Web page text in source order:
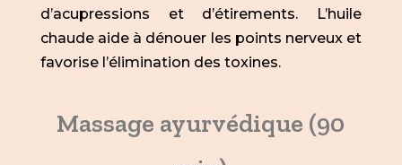
d’acupressions et d’étirements. L’huile
chaude aide à dénouer les points nerveux et
favorise l’élimination des toxines.
Massage ayurvédique (90